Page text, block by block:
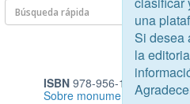
ISBN978-956-14-2924-6
Sobre monumentos públicos
una
Si desea
la